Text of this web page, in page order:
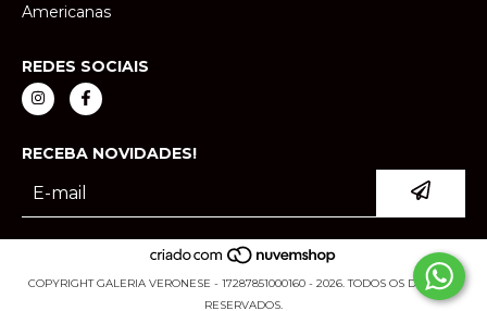
Americanas
REDES SOCIAIS
RECEBA NOVIDADES!
COPYRIGHT GALERIA VERONESE - 17287851000160 - 2026. TODOS OS DIREITOS
RESERVADOS.